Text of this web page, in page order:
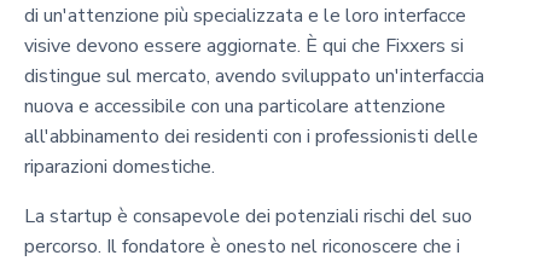
di un'attenzione più specializzata e le loro interfacce
visive devono essere aggiornate. È qui che Fixxers si
distingue sul mercato, avendo sviluppato un'interfaccia
nuova e accessibile con una particolare attenzione
all'abbinamento dei residenti con i professionisti delle
riparazioni domestiche.
La startup è consapevole dei potenziali rischi del suo
percorso. Il fondatore è onesto nel riconoscere che i